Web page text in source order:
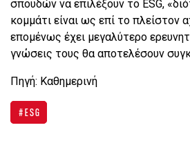
σπουδών να επιλέξουν το ESG,
κομμάτι είναι ως επί το πλείστον
επομένως έχει μεγαλύτερο
γνώσεις τους θα αποτελέσουν
Πηγή: Καθημερινή
ESG